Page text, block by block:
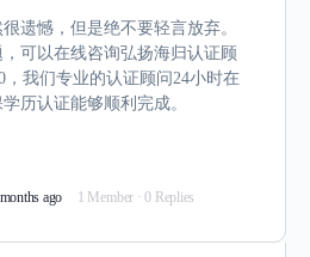
遗憾，但是绝不要轻言放弃。
可以在线咨询弘扬海归认证顾
，我们专业的认证顾问24小时在
历认证能够顺利完成。
ago 1 Member · 0 Replies